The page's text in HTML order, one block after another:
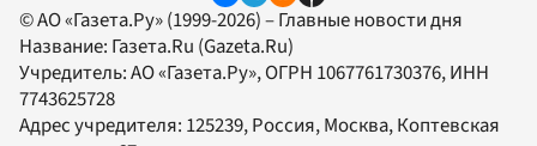
© АО «Газета.Ру» (1999-2026) – Главные новости дня
Название: Газета.Ru (Gazeta.Ru)
Учредитель:АО «Газета.Ру», ОГРН 1067761730376, ИНН
7743625728
Адрес учредителя: 125239, Россия, Москва, Коптевская